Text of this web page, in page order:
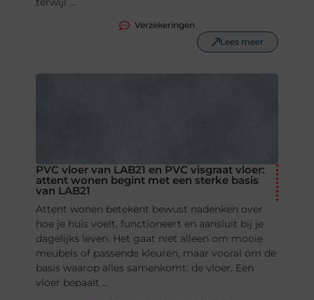
Verzekeringen
Lees meer
PVC vloer van LAB21 en PVC visgraat vloer:
attent wonen begint met een sterke basis
van LAB21
Attent wonen betekent bewust nadenken over
hoe je huis voelt, functioneert en aansluit bij je
dagelijks leven. Het gaat niet alleen om mooie
meubels of passende kleuren, maar vooral om de
basis waarop alles samenkomt: de vloer. Een
vloer bepaalt ...